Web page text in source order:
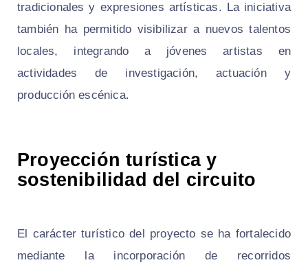
tradicionales y expresiones artísticas. La iniciativa
también ha permitido visibilizar a nuevos talentos
locales, integrando a jóvenes artistas en
actividades de investigación, actuación y
producción escénica.
Proyección turística y
sostenibilidad del circuito
El carácter turístico del proyecto se ha fortalecido
mediante la incorporación de recorridos